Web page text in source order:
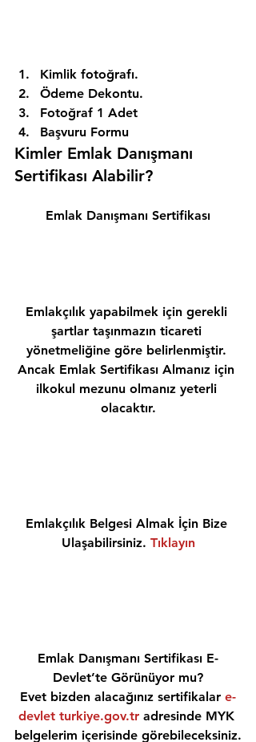
Kimlik fotoğrafı.
Ödeme Dekontu.
Fotoğraf 1 Adet
Başvuru Formu
Kimler Emlak Danışmanı
Sertifikası Alabilir?
Emlak Danışmanı Sertifikası
Emlakçılık yapabilmek için gerekli
şartlar taşınmazın ticareti
yönetmeliğine göre belirlenmiştir.
Ancak Emlak Sertifikası Almanız için
ilkokul mezunu olmanız yeterli
olacaktır.
Emlakçılık Belgesi Almak İçin Bize
Ulaşabilirsiniz. Tıklayın
Emlak Danışmanı Sertifikası E-
Devlet’te Görünüyor mu?
Evet bizden alacağınız sertifikalar e-
devlet turkiye.gov.tr adresinde MYK
belgelerim içerisinde görebileceksiniz.